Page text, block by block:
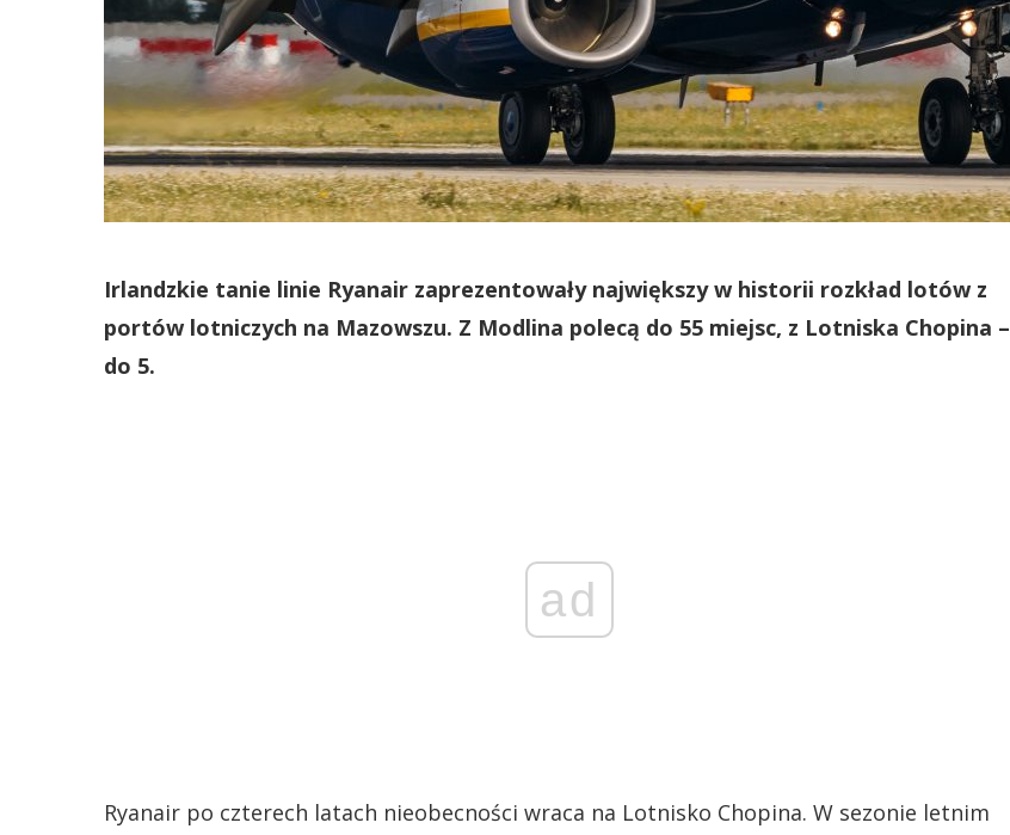
Irlandzkie tanie linie Ryanair zaprezentowały największy w historii rozkład lotów z
portów lotniczych na Mazowszu. Z Modlina polecą do 55 miejsc, z Lotniska Chopina –
do 5.
ad
Ryanair po czterech latach nieobecności wraca na Lotnisko Chopina. W sezonie letnim